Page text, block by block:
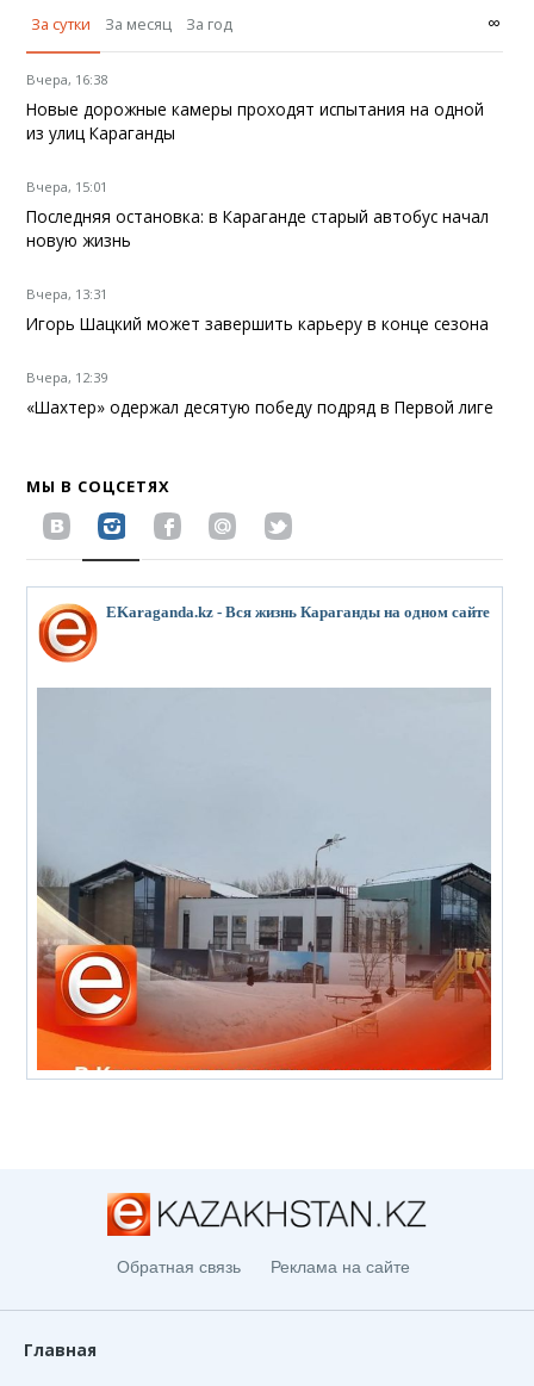
За сутки
За месяц За год ∞
Вчера, 16:38
Новые дорожные камеры проходят испытания на одной
из улиц Караганды
Вчера, 15:01
Последняя остановка: в Караганде старый автобус начал
новую жизнь
Вчера, 13:31
Игорь Шацкий может завершить карьеру в конце сезона
Вчера, 12:39
«Шахтер» одержал десятую победу подряд в Первой лиге
МЫ В СОЦСЕТЯХ
EKaraganda.kz - Вся жизнь Караганды на одном сайте
Обратная связь Реклама на сайте
Главная